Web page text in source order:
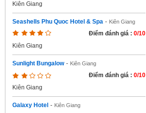
Kiên Giang
Seashells Phu Quoc Hotel & Spa - Kiên Giang
Điểm đánh giá : 0/10
Kiên Giang
Sunlight Bungalow - Kiên Giang
Điểm đánh giá : 0/10
Kiên Giang
Galaxy Hotel - Kiên Giang